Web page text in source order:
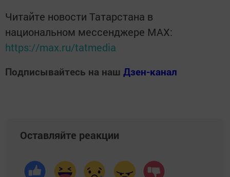
Читайте новости Татарстана в
национальном мессенджере MАХ:
https://max.ru/tatmedia
Подписывайтесь на наш Дзен-канал
Оставляйте реакции